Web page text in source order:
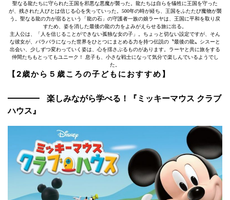
聖なる龍たちに守られた王国を邪悪な悪魔が襲った。龍たちは自らを犠牲に王国を守った
が、残された人びとは信じる心を失っていった。500年の時が経ち、王国をふたたび魔物が襲
う。聖なる龍の力が宿るという「龍の石」の守護者一族の娘ラーヤは、王国に平和を取り戻
すため、姿を消した最後の龍の力をよみがえらせる旅に出る。
主人公は、「人を信じることができない孤独な女の子」。ちょっと切ない設定ですが、そん
な彼女が、バラバラになった世界をひとつにまとめる力を持つ伝説の〝最後の龍〟シスーと
出会い、少しずつ変わっていく姿は、心を揺さぶるものがあります。ラーヤと共に旅をする
仲間たちもとってもユニーク！ 息子も、小さな戦士になって気分で楽しんでいるようでし
た。
【2歳から５歳ころの子どもにおすすめ】
楽しみながら学べる！『ミッキーマウス クラブ
ハウス』